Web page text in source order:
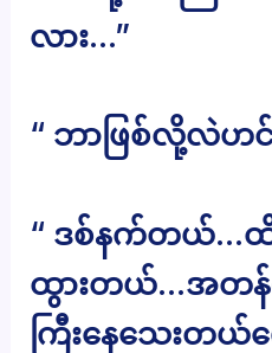
လား…”
“ ဘာဖြစ်လို့လဲဟ
“ ဒစ်နက်တယ်…ထိ
ထွားတယ်…အတန်
ကြီးနေသေးတယ်လ